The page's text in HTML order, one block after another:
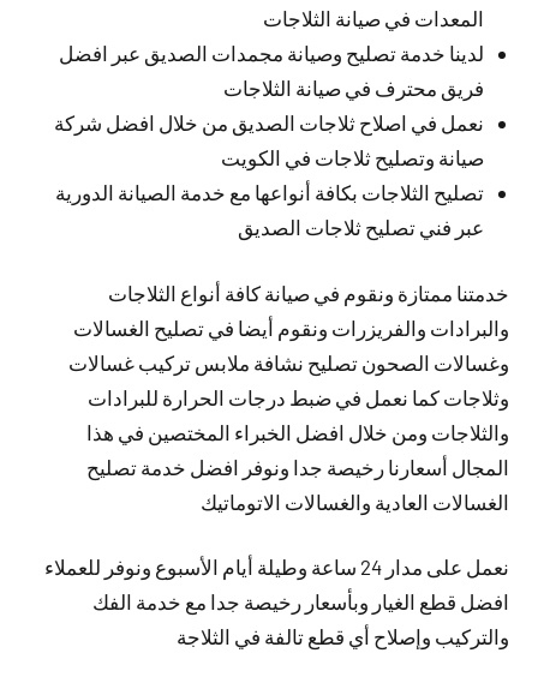
المعدات في صيانة الثلاجات
لدينا خدمة تصليح وصيانة مجمدات الصديق عبر افضل
فريق محترف في صيانة الثلاجات
نعمل في اصلاح ثلاجات الصديق من خلال افضل شركة
صيانة وتصليح ثلاجات في الكويت
تصليح الثلاجات بكافة أنواعها مع خدمة الصيانة الدورية
عبر فني تصليح ثلاجات الصديق
خدمتنا ممتازة ونقوم في صيانة كافة أنواع الثلاجات
والبرادات والفريزرات ونقوم أيضا في تصليح الغسالات
وغسالات الصحون تصليح نشافة ملابس تركيب غسالات
وثلاجات كما نعمل في ضبط درجات الحرارة للبرادات
والثلاجات ومن خلال افضل الخبراء المختصين في هذا
المجال أسعارنا رخيصة جدا ونوفر افضل خدمة تصليح
الغسالات العادية والغسالات الاتوماتيك
نعمل على مدار 24 ساعة وطيلة أيام الأسبوع ونوفر للعملاء
افضل قطع الغيار وبأسعار رخيصة جدا مع خدمة الفك
والتركيب وإصلاح أي قطع تالفة في الثلاجة